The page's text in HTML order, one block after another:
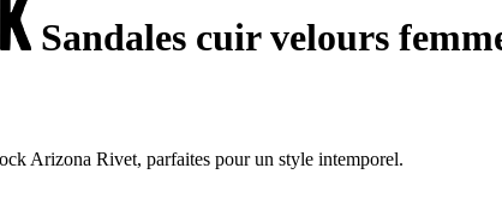
Sandales cuir velours
Arizona Rivet, parfaites pour un style intemporel.